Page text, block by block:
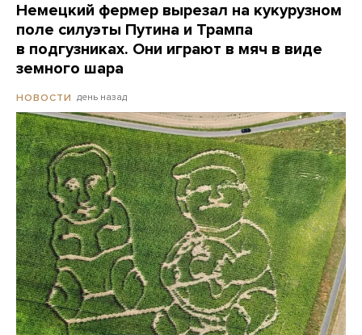
Немецкий фермер вырезал на кукурузном
поле силуэты Путина и Трампа
в подгузниках. Они играют в мяч в виде
земного шара
НОВОСТИ день назад